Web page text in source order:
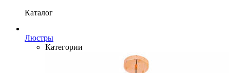
Каталог
Люстры
Категории